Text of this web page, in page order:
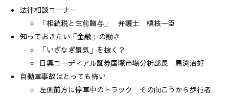
法律相談コーナー
「相続税と生前贈与」 弁護士 槙枝一臣
知っておきたい「金融」の動き
「いざなぎ景気」を抜く？
日興コーディアル証券国際市場分析部長 馬渕治好
自動車事故はとっても怖い
左側前方に停車中のトラック その向こうから歩行者